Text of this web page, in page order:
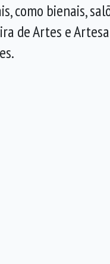
como bienais,
de Artes e